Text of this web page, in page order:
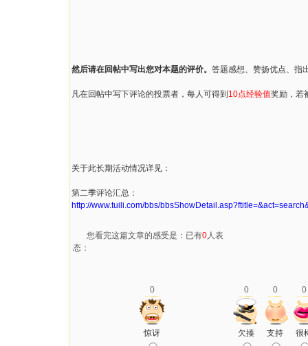
然后请在回帖中写出您对本题的评价。 答题感想、赞扬优点、指
凡在回帖中写下评论的投票者，每人可得到 10点经验值奖励，若
关于此长期活动情况详见：
第二季评论汇总：
http://www.tuili.com/bbs/
您看完这篇文章的感受是：已有0人表
态：
0 0 0 0
惊讶 欠揍 支持 很